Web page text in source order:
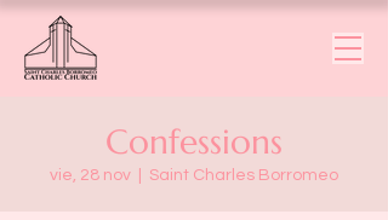
Confessions
vie, 28 nov Saint Charles Borromeo